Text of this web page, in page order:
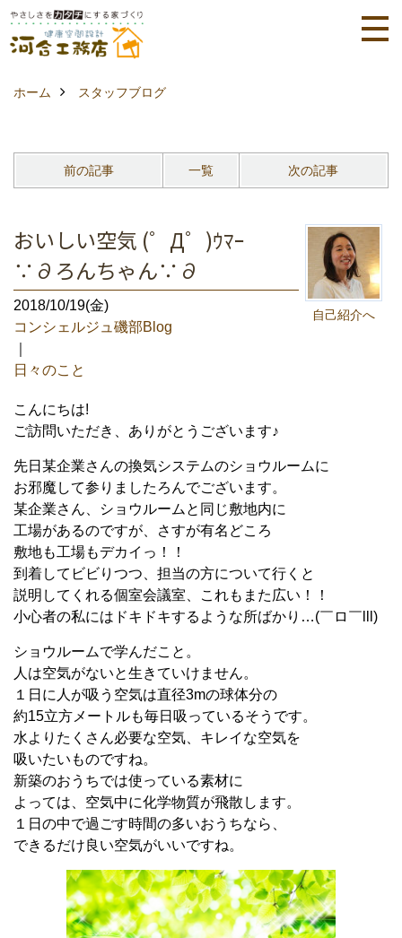
ホーム スタッフブログ
前の記事 一覧 次の記事
自己紹介へ
おいしい空気 (゜Д゜)ｳﾏｰ
∵∂ろんちゃん∵∂
2018/10/19(金)
コンシェルジュ磯部Blog
日々のこと
こんにちは!
ご訪問いただき、ありがとうございます♪
先日某企業さんの換気システムのショウルームに
お邪魔して参りましたろんでございます。
某企業さん、ショウルームと同じ敷地内に
工場があるのですが、さすが有名どころ
敷地も工場もデカイっ！！
到着してビビりつつ、担当の方について行くと
説明してくれる個室会議室、これもまた広い！！
小心者の私にはドキドキするような所ばかり…(￣ロ￣lll)
ショウルームで学んだこと。
人は空気がないと生きていけません。
１日に人が吸う空気は直径3mの球体分の
約15立方メートルも毎日吸っているそうです。
水よりたくさん必要な空気、キレイな空気を
吸いたいものですね。
新築のおうちでは使っている素材に
よっては、空気中に化学物質が飛散します。
１日の中で過ごす時間の多いおうちなら、
できるだけ良い空気がいいですね。